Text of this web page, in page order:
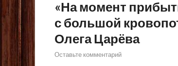
«На момент
с большой
Олега Царёва
Оставьте комментарий